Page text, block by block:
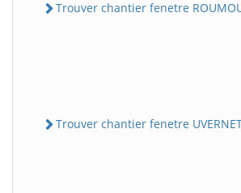
Trouver chantier fenetre
Trouver chantier fenetre